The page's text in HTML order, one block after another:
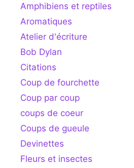
Amphibiens et reptiles
Aromatiques
Atelier d'écriture
Bob Dylan
Citations
Coup de fourchette
Coup par coup
coups de coeur
Coups de gueule
Devinettes
Fleurs et insectes